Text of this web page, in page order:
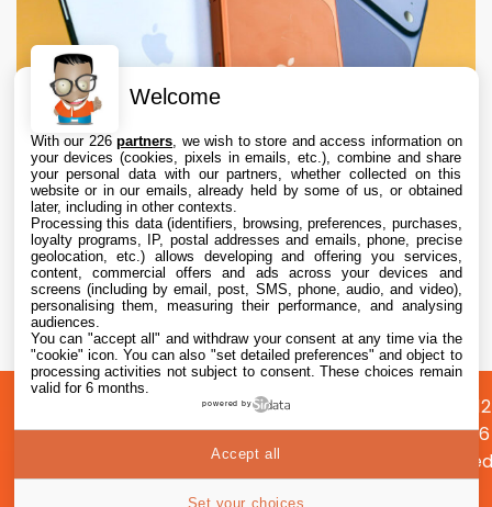
Apple augmente les valeurs de reprise des
iPhone, iPad, Mac et Apple Watch
6 Aug. 2026 • 19:02
propos
Préférences
cookies
Confidentialité
©
2026
|
Welcome
With our 226partners , we wish to store and access information on
your devices (cookies, pixels in emails, etc.), combine and share
your personal data with our partners, whether collected on this
website or in our emails, already held by some of us, or obtained
later, including in other contexts.
Processing this data (identifiers, browsing, preferences, purchases,
loyalty programs, IP, postal addresses and emails, phone, precise
geolocation, etc.) allows developing and offering you services,
content, commercial offers and ads across your devices and
screens (including by email, post, SMS, phone, audio, and video),
personalising them, measuring their performance, and analysing
audiences.
You can "accept all" and withdraw your consent at any time via the
"cookie" icon. You can also "set detailed preferences" and object to
processing activities not subject to consent. These choices remain
valid for 6 months.
powered by
Set your choices
Accept all